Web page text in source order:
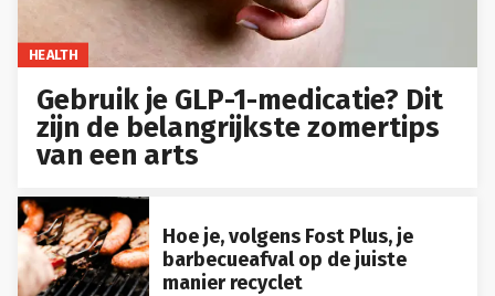
HEALTH
Gebruik je GLP-1-medicatie? Dit
zijn de belangrijkste zomertips
van een arts
Hoe je, volgens Fost Plus, je
barbecueafval op de juiste
manier recyclet